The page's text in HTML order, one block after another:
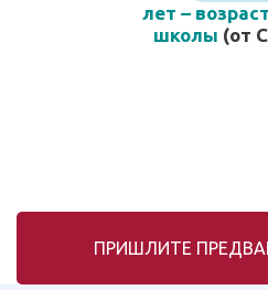
лет –
школы (от
ПРИШЛИТЕ